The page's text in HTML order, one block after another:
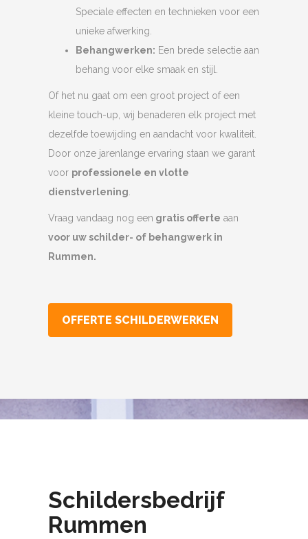
Speciale effecten en technieken voor een
unieke afwerking.
Behangwerken: Een brede selectie aan
behang voor elke smaak en stijl.
Of het nu gaat om een groot project of een
kleine touch-up, wij benaderen elk project met
dezelfde toewijding en aandacht voor kwaliteit.
Door onze jarenlange ervaring staan we garant
voor professionele en vlotte
dienstverlening.
Vraag vandaag nog een gratis offerte aan
voor uw schilder- of behangwerk in
Rummen.
OFFERTE SCHILDERWERKEN
Schildersbedrijf
Rummen